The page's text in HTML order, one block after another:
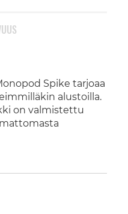
Spike tarjoaa
alustoilla.
on valmistettu